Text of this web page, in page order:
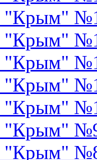
"Крым"
"Крым"
"Крым"
"Крым"
"Крым"
"Крым"
"Крым"